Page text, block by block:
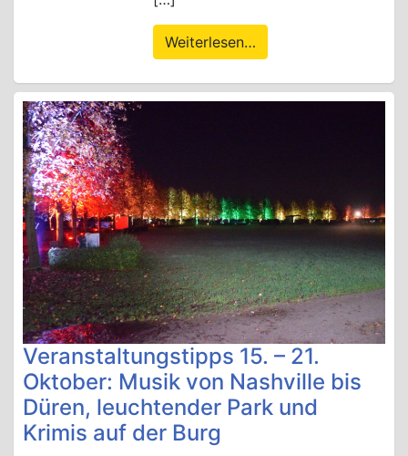
Weiterlesen…
Veranstaltungstipps 15. – 21.
Oktober: Musik von Nashville bis
Düren, leuchtender Park und
Krimis auf der Burg